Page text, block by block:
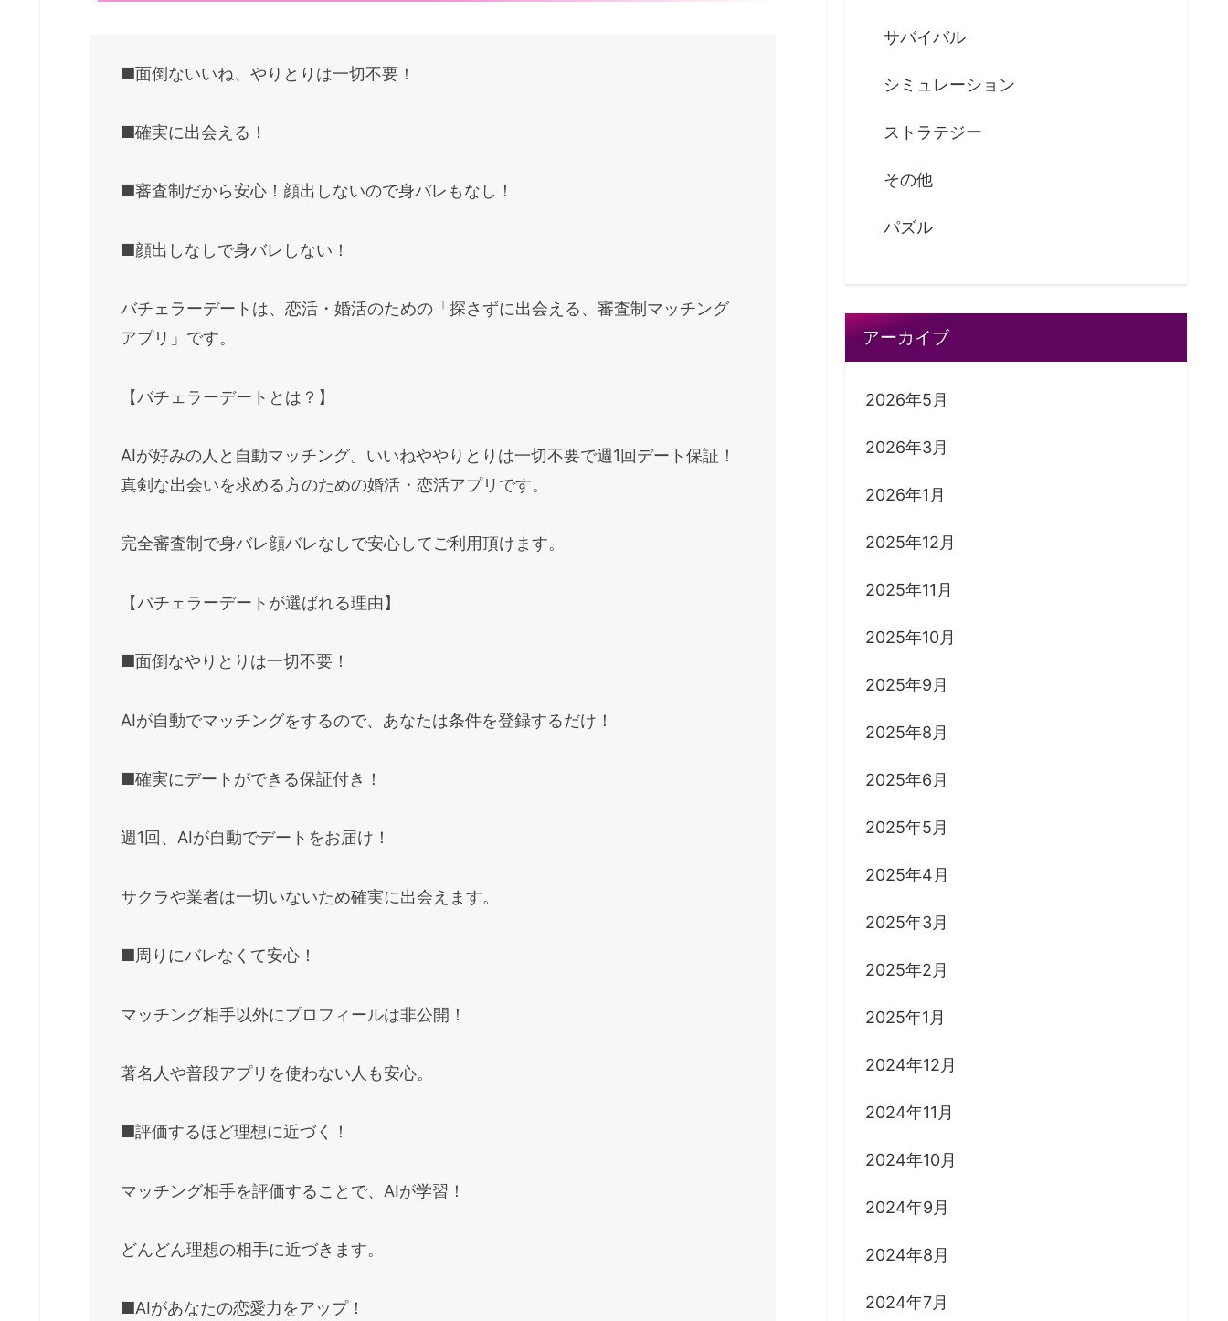
■面倒ないいね、やりとりは一切不要！
■確実に出会える！
■審査制だから安心！顔出しないので身バレもなし！
■顔出しなしで身バレしない！
バチェラーデートは、恋活・婚活のための「探さずに出会える、審査制マッチング
アプリ」です。
【バチェラーデートとは？】
AIが好みの人と自動マッチング。いいねややりとりは一切不要で週1回デート保証！
真剣な出会いを求める方のための婚活・恋活アプリです。
完全審査制で身バレ顔バレなしで安心してご利用頂けます。
【バチェラーデートが選ばれる理由】
■面倒なやりとりは一切不要！
AIが自動でマッチングをするので、あなたは条件を登録するだけ！
■確実にデートができる保証付き！
週1回、AIが自動でデートをお届け！
サクラや業者は一切いないため確実に出会えます。
■周りにバレなくて安心！
マッチング相手以外にプロフィールは非公開！
著名人や普段アプリを使わない人も安心。
■評価するほど理想に近づく！
マッチング相手を評価することで、AIが学習！
どんどん理想の相手に近づきます。
■AIがあなたの恋愛力をアップ！
サバイバル
シミュレーション
ストラテジー
その他
パズル
アーカイブ
2026年5月
2026年3月
2026年1月
2025年12月
2025年11月
2025年10月
2025年9月
2025年8月
2025年6月
2025年5月
2025年4月
2025年3月
2025年2月
2025年1月
2024年12月
2024年11月
2024年10月
2024年9月
2024年8月
2024年7月